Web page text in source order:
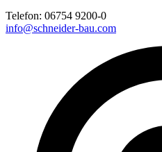
Telefon: 06754 9200-0
info@schneider-bau.com